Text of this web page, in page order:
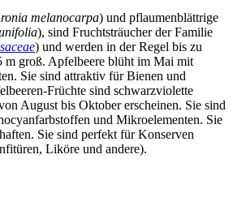
melanocarpa) und pflaumenblättrige
), sind Fruchtsträucher der Familie
) und werden in der Regel bis zu
m groß. Apfelbeere blüht im Mai mit
Sie sind attraktiv für Bienen und
Früchte sind schwarzviolette
August bis Oktober erscheinen. Sie sind
und Mikroelementen. Sie
Sie sind perfekt für Konserven
Liköre und andere).